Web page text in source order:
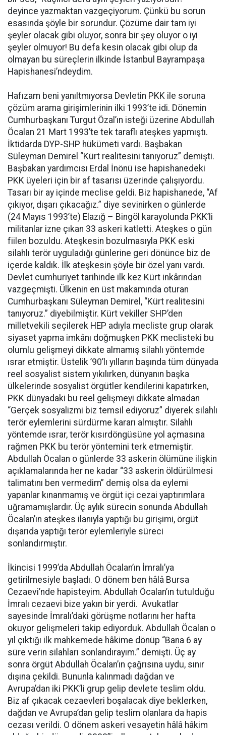
deyince yazmaktan vazgeçiyorum. Çünkü bu sorun
esasında şöyle bir sorundur. Çözüme dair tam iyi
şeyler olacak gibi oluyor, sonra bir şey oluyor o iyi
şeyler olmuyor! Bu defa kesin olacak gibi olup da
olmayan bu süreçlerin ilkinde İstanbul Bayrampaşa
Hapishanesi’ndeydim.
Hafızam beni yanıltmıyorsa Devletin PKK ile soruna
çözüm arama girişimlerinin ilki 1993’te idi. Dönemin
Cumhurbaşkanı Turgut Özal’ın isteği üzerine Abdullah
Öcalan 21 Mart 1993’te tek taraflı ateşkes yapmıştı.
İktidarda DYP-SHP hükümeti vardı. Başbakan
Süleyman Demirel “Kürt realitesini tanıyoruz” demişti.
Başbakan yardımcısı Erdal İnönü ise hapishanedeki
PKK üyeleri için bir af tasarısı üzerinde çalışıyordu.
Tasarı bir ay içinde meclise geldi. Biz hapishanede, “Af
çıkıyor, dışarı çıkacağız.” diye sevinirken o günlerde
(24 Mayıs 1993’te) Elazığ – Bingöl karayolunda PKK’li
militanlar izne çıkan 33 askeri katletti. Ateşkes o gün
fiilen bozuldu. Ateşkesin bozulmasıyla PKK eski
silahlı terör uyguladığı günlerine geri dönünce biz de
içerde kaldık. İlk ateşkesin şöyle bir özel yanı vardı.
Devlet cumhuriyet tarihinde ilk kez Kürt inkârından
vazgeçmişti. Ülkenin en üst makamında oturan
Cumhurbaşkanı Süleyman Demirel, “Kürt realitesini
tanıyoruz.” diyebilmiştir. Kürt vekiller SHP’den
milletvekili seçilerek HEP adıyla mecliste grup olarak
siyaset yapma imkânı doğmuşken PKK meclisteki bu
olumlu gelişmeyi dikkate almamış silahlı yöntemde
ısrar etmiştir. Üstelik ’90’lı yılların başında tüm dünyada
reel sosyalist sistem yıkılırken, dünyanın başka
ülkelerinde sosyalist örgütler kendilerini kapatırken,
PKK dünyadaki bu reel gelişmeyi dikkate almadan
“Gerçek sosyalizmi biz temsil ediyoruz” diyerek silahlı
terör eylemlerini sürdürme kararı almıştır. Silahlı
yöntemde ısrar, terör kısırdöngüsüne yol açmasına
rağmen PKK bu terör yöntemini terk etmemiştir.
Abdullah Öcalan o günlerde 33 askerin ölümüne ilişkin
açıklamalarında her ne kadar “33 askerin öldürülmesi
talimatını ben vermedim” demiş olsa da eylemi
yapanlar kınanmamış ve örgüt içi cezai yaptırımlara
uğramamışlardır. Üç aylık sürecin sonunda Abdullah
Öcalan’ın ateşkes ilanıyla yaptığı bu girişimi, örgüt
dışarıda yaptığı terör eylemleriyle süreci
sonlandırmıştır.
İkincisi 1999’da Abdullah Öcalan’ın İmralı’ya
getirilmesiyle başladı. O dönem ben hâlâ Bursa
Cezaevi’nde hapisteyim. Abdullah Öcalan’ın tutulduğu
İmralı cezaevi bize yakın bir yerdi. Avukatlar
sayesinde İmralı’daki görüşme notlarını her hafta
okuyor gelişmeleri takip ediyorduk. Abdullah Öcalan o
yıl çıktığı ilk mahkemede hâkime dönüp “Bana 6 ay
süre verin silahları sonlandırayım.” demişti. Üç ay
sonra örgüt Abdullah Öcalan’ın çağrısına uydu, sınır
dışına çekildi. Bununla kalınmadı dağdan ve
Avrupa’dan iki PKK’li grup gelip devlete teslim oldu.
Biz af çıkacak cezaevleri boşalacak diye beklerken,
dağdan ve Avrupa’dan gelip teslim olanlara da hapis
cezası verildi. O dönem askeri vesayetin hâlâ hâkim